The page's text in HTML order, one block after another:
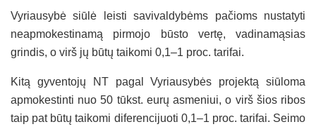
Vyriausybė siūlė leisti savivaldybėms pačioms nustatyti
neapmokestinamą pirmojo būsto vertę, vadinamąsias
grindis, o virš jų būtų taikomi 0,1–1 proc. tarifai.
Kitą gyventojų NT pagal Vyriausybės projektą siūloma
apmokestinti nuo 50 tūkst. eurų asmeniui, o virš šios ribos
taip pat būtų taikomi diferencijuoti 0,1–1 proc. tarifai. Seimo